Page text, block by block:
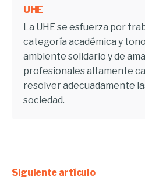
UHE
La UHE se esfuerza por
categoría académica y
ambiente solidario y de
profesionales altamente
resolver adecuadamente
sociedad.
Siguiente artículo